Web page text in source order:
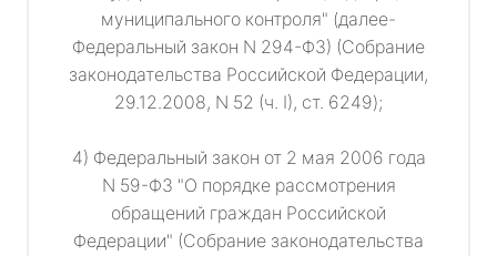
муниципального контроля" (далее-
Федеральный закон N 294-ФЗ) (Собрание
законодательства Российской Федерации,
29.12.2008, N 52 (ч. I), ст. 6249);
4) Федеральный закон от 2 мая 2006 года
N 59-ФЗ "О порядке рассмотрения
обращений граждан Российской
Федерации" (Собрание законодательства